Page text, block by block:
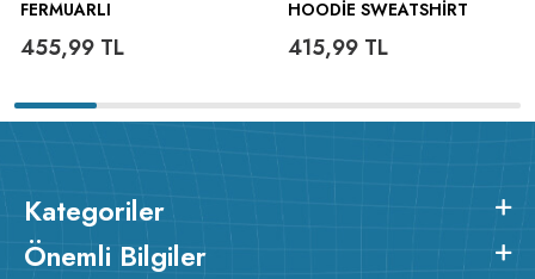
Ürün
kapüşonlu polarınızı sizin için hazırladık. Kapüşonlu polar kalın
renk seçeneği ve dilediğiniz gibi dizayn et imkanıda
Ürünün kumaş m gramajı ortalama 260 gr/m
Detayları :
insan sağlığına zarar vermez.
FERMUARLI
455,99 TL
HOODIE SWEATSHIRT
415,99TL
Kategoriler
Önemli Bilgiler